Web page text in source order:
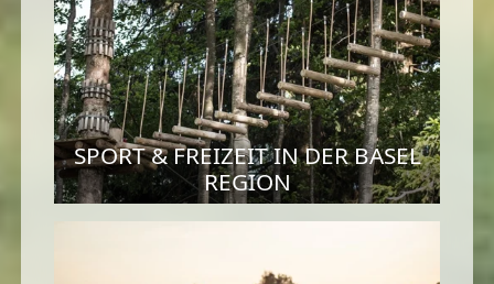
SPORT & FREIZEIT IN DER BASEL
REGION